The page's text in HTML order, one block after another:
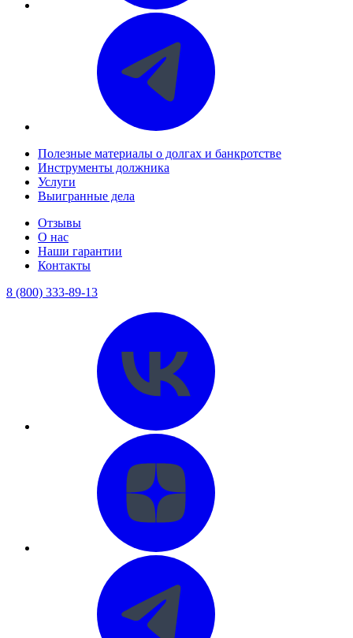
Полезные материалы о долгах и банкротстве
Инструменты должника
Услуги
Выигранные дела
Отзывы
О нас
Наши гарантии
Контакты
8 (800) 333-89-13